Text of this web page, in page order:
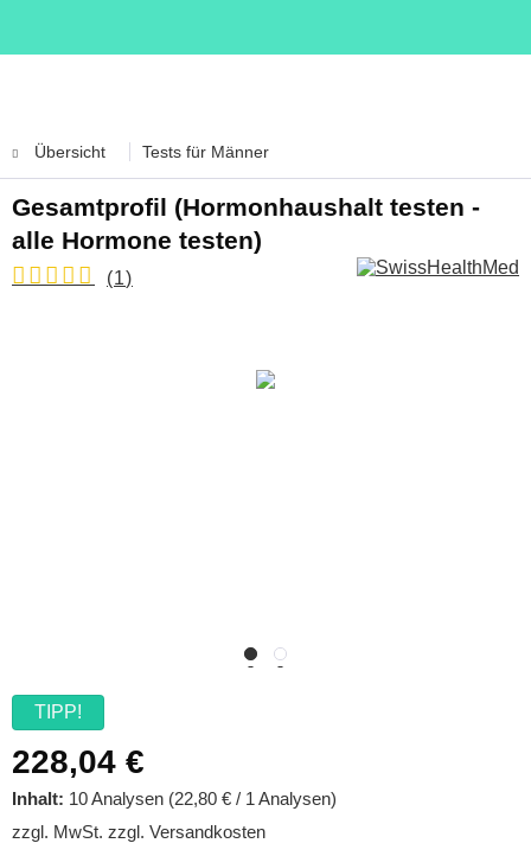
Übersicht Tests für Männer
Gesamtprofil (Hormonhaushalt testen -
alle Hormone testen)
(1)
TIPP!
228,04 €
Inhalt: 10 Analysen (22,80 € / 1 Analysen)
zzgl. MwSt. zzgl. Versandkosten